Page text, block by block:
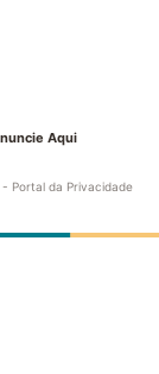
Aqui
- Portal da Privacidade